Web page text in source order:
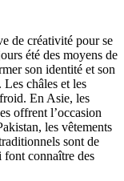
de créativité pour se
été des moyens de
son identité et son
Les châles et les
En Asie, les
offrent l’occasion
les vêtements
sont de
font connaître des